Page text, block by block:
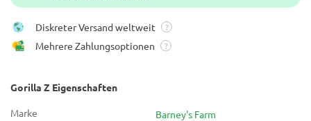
Diskreter Versand weltweit ?
Mehrere Zahlungsoptionen ?
Gorilla Z Eigenschaften
Marke
Barney's Farm